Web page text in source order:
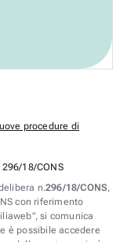
procedure di
18/CONS
n.296/18/CONS,
con riferimento
si comunica
è possibile accedere